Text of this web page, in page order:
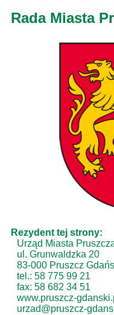
Rada Miasta
Rezydent tej strony:
Urząd Miasta
ul. Grunwaldzka 20
83-000 Pruszcz
tel.: 58 775 99 21
fax: 58 682 34 51
www.pruszcz-
urzad@pruszcz-